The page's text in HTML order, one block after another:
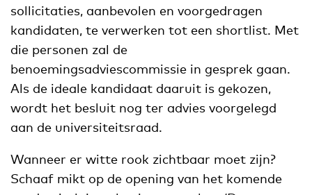
sollicitaties, aanbevolen en voorgedragen
kandidaten, te verwerken tot een shortlist. Met
die personen zal de
benoemingsadviescommissie in gesprek gaan.
Als de ideale kandidaat daaruit is gekozen,
wordt het besluit nog ter advies voorgelegd
aan de universiteitsraad.
Wanneer er witte rook zichtbaar moet zijn?
Schaaf mikt op de opening van het komende